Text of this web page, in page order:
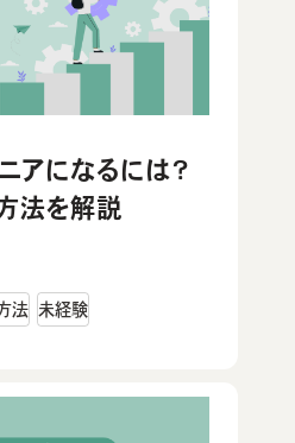
アになるには？
法を解説
法 未経験